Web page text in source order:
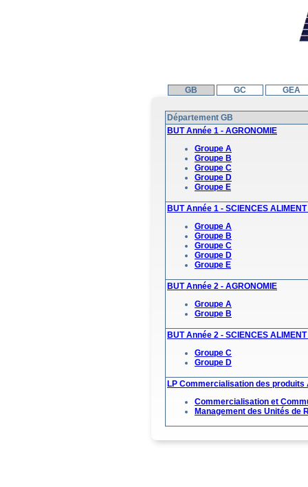
GB GC GEA
Département GB
BUT Année 1 - AGRONOMIE
Groupe A
Groupe B
Groupe C
Groupe D
Groupe E
BUT Année 1 - SCIENCES
Groupe A
Groupe B
Groupe C
Groupe D
Groupe E
BUT Année 2 - AGRONOMIE
Groupe A
Groupe B
BUT Année 2 - SCIENCES
Groupe C
Groupe D
LP Commercialisation des
Commercialisation et
Management des Unités de